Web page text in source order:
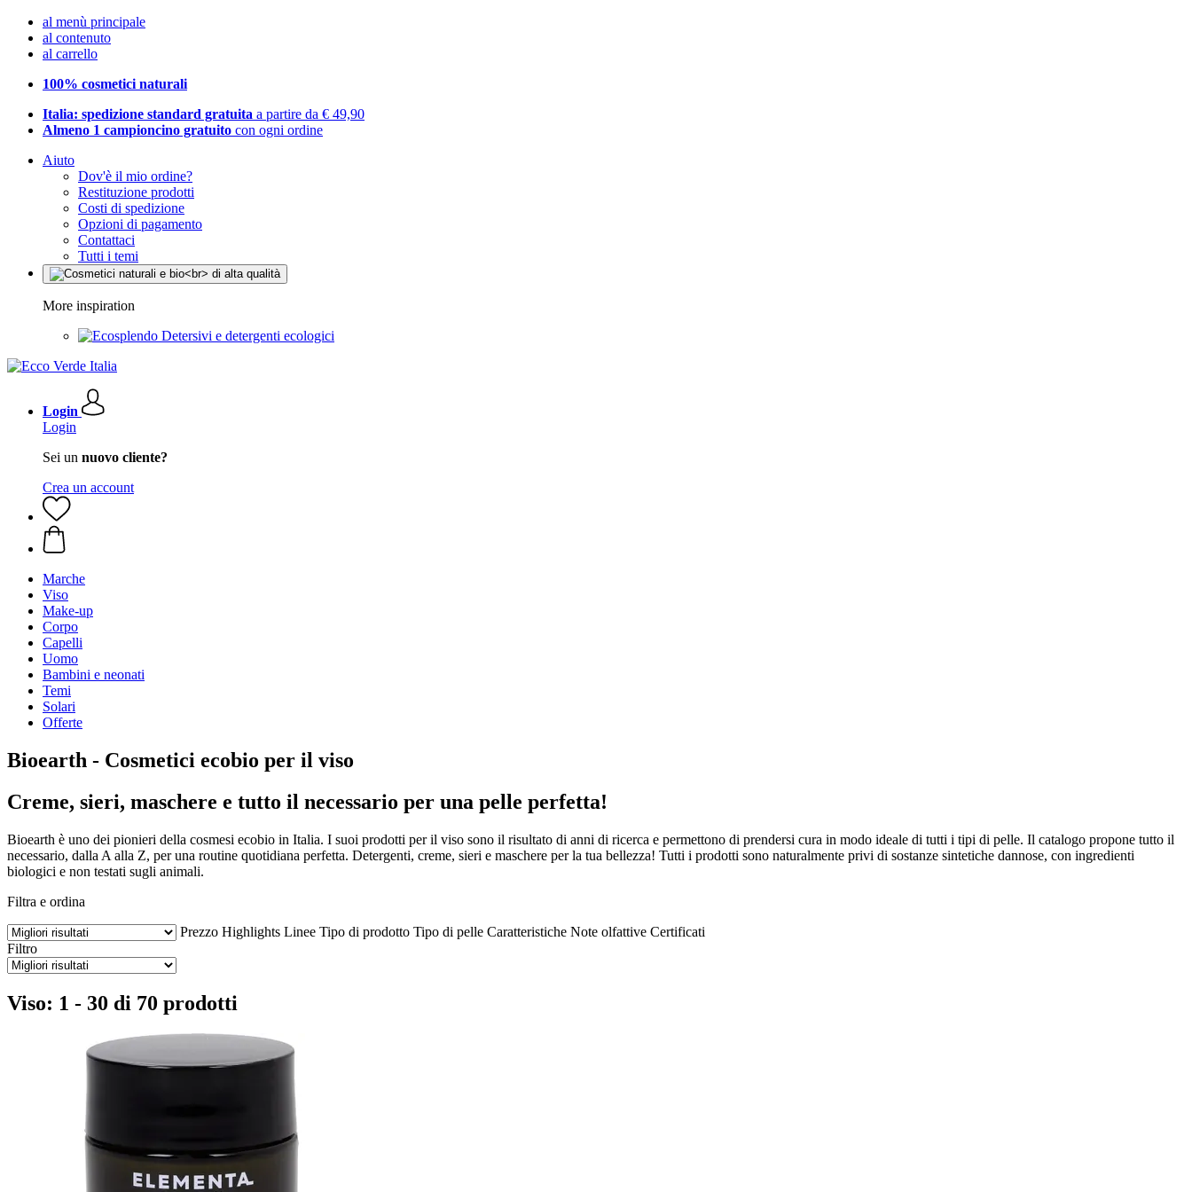
al menù principale
al contenuto
al carrello
100% cosmetici naturali
Italia: spedizione standard gratuita a partire da € 49,90
Almeno 1 campioncino gratuito con ogni ordine
Aiuto
Dov'è il mio ordine?
Restituzione prodotti
Costi di spedizione
Opzioni di pagamento
Contattaci
Tutti i temi
More inspiration
Detersivi e detergenti ecologici
Login
Login
Sei un nuovo cliente?
Crea un account
Marche
Viso
Make-up
Corpo
Capelli
Uomo
Bambini e neonati
Temi
Solari
Offerte
Bioearth - Cosmetici ecobio per il viso
Creme, sieri, maschere e tutto il necessario per una pelle perfetta!
Bioearth è uno dei pionieri della cosmesi ecobio in Italia. I suoi prodotti per il viso sono il risultato di anni di ricerca e permettono di prendersi cura in modo ideale di tutti i tipi di pelle. Il catalogo propone tutto il
necessario, dalla A alla Z, per una routine quotidiana perfetta. Detergenti, creme, sieri e maschere per la tua bellezza! Tutti i prodotti sono naturalmente privi di sostanze sintetiche dannose, con ingredienti
biologici e non testati sugli animali.
Filtra e ordina
Prezzo Highlights Linee Tipo di prodotto Tipo di pelle Caratteristiche Note olfattive Certificati
Filtro
Viso: 1 - 30 di 70 prodotti